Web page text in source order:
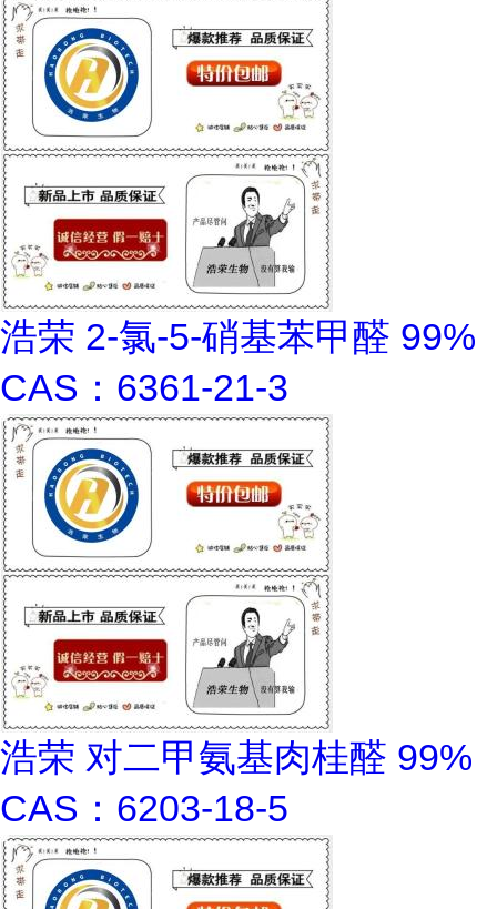
浩荣 2-氯-5-硝基苯甲醛 99%
CAS：6361-21-3
浩荣 对二甲氨基肉桂醛 99%
CAS：6203-18-5